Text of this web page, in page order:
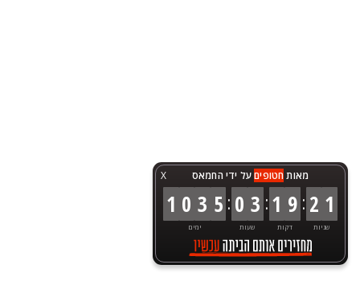
X מאותחטופיםעל ידי החמאס
1 0 3 5
ימים
: 0 3
שעות
:1 9
דקות
: 2 1
שניות